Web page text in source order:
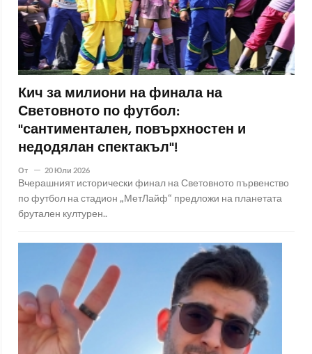
Кич за милиони на финала на
Световното по футбол:
"сантиментален, повърхностен и
недодялан спектакъл"!
От 20 Юли 2026
Вчерашният исторически финал на Световното първенство
по футбол на стадион „МетЛайф“ предложи на планетата
брутален културен..